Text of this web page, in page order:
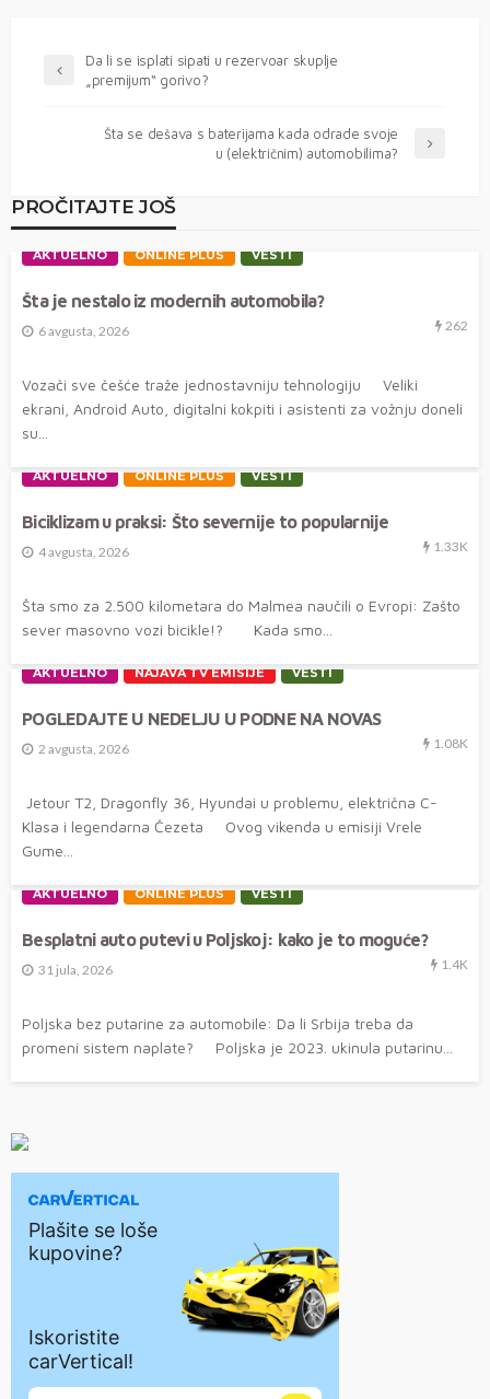
Da li se isplati sipati u rezervoar skuplje
„premijum“ gorivo?
Šta se dešava s baterijama kada odrade svoje
u (električnim) automobilima?
PROČITAJTE JOŠ
AKTUELNO ONLINE PLUS VESTI
Šta je nestalo iz modernih automobila?
6 avgusta, 2026 262
Vozači sve češće traže jednostavniju tehnologiju Veliki
ekrani, Android Auto, digitalni kokpiti i asistenti za vožnju doneli
su...
AKTUELNO ONLINE PLUS VESTI
Biciklizam u praksi: Što severnije to popularnije
4 avgusta, 2026 1.33K
Šta smo za 2.500 kilometara do Malmea naučili o Evropi: Zašto
sever masovno vozi bicikle!? Kada smo...
AKTUELNO NAJAVA TV EMISIJE VESTI
POGLEDAJTE U NEDELJU U PODNE NA NOVAS
2 avgusta, 2026 1.08K
Jetour T2, Dragonfly 36, Hyundai u problemu, električna C-
Klasa i legendarna Čezeta Ovog vikenda u emisiji Vrele
Gume...
AKTUELNO ONLINE PLUS VESTI
Besplatni auto putevi u Poljskoj: kako je to moguće?
31 jula, 2026 1.4K
Poljska bez putarine za automobile: Da li Srbija treba da
promeni sistem naplate? Poljska je 2023. ukinula putarinu...